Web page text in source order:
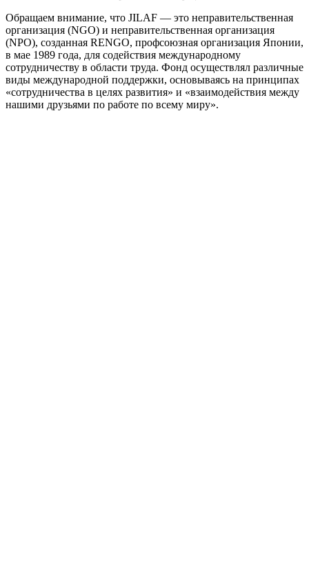
Обращаем внимание, что JILAF — это неправительственная
организация (NGO) и неправительственная организация
(NPO), созданная RENGO, профсоюзная организация Японии,
в мае 1989 года, для содействия международному
сотрудничеству в области труда. Фонд осуществлял различные
виды международной поддержки, основываясь на принципах
«сотрудничества в целях развития» и «взаимодействия между
нашими друзьями по работе по всему миру».